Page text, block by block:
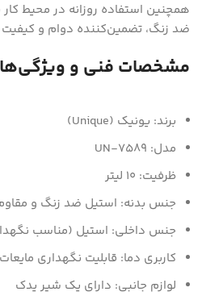
همچنین استفاده روزانه در محیط
ضد زنگ، تضمین‌کننده دوام و
مشخصات فنی و
برند: یونیک (Unique)
مدل: UN-7589
ظرفیت: 10 لیتر
جنس بدنه: استیل ضد زنگ و
جنس داخلی: استیل (مناسب
کاربری دما: قابلیت نگهداری
لوازم جانبی: دارای یک شیر یدک